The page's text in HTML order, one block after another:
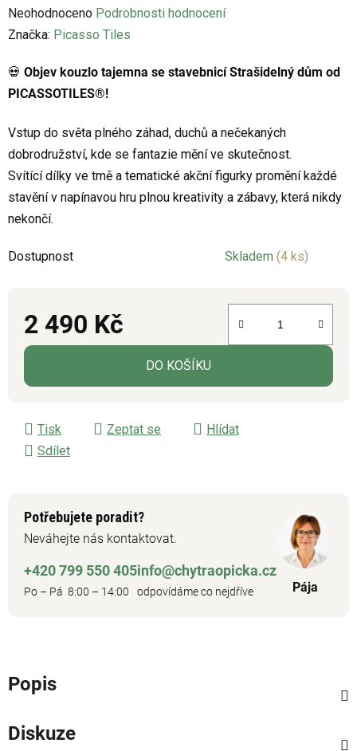
Průměrné
hodnocení
je
0,0
5
hvězdiček.
Neohodnoceno Podrobnosti hodnocení
Značka: Picasso Tiles
💀 Objev kouzlo tajemna se stavebnicí Strašidelný dům od
PICASSOTILES®!
Vstup do světa plného záhad, duchů a nečekaných
dobrodružství, kde se fantazie mění ve skutečnost.
Svítící dílky ve tmě a tematické akční figurky promění každé
stavění v napínavou hru plnou kreativity a zábavy, která nikdy
nekončí.
Dostupnost Skladem (4 ks)
2 490 Kč
Měrná cena:
DO KOŠÍKU
Tisk Zeptat se
Hlídat
Sdílet
Potřebujete poradit?
Neváhejte nás kontaktovat.
+420 799 550 405
Po – Pá 8:00 – 14:00
info@chytraopicka.cz
odpovídáme co nejdříve Pája
Popis
Diskuze